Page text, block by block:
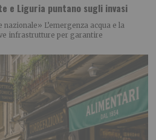
e Liguria puntano sugli invasi
L’emergenza acqua e la
infrastrutture per garantire